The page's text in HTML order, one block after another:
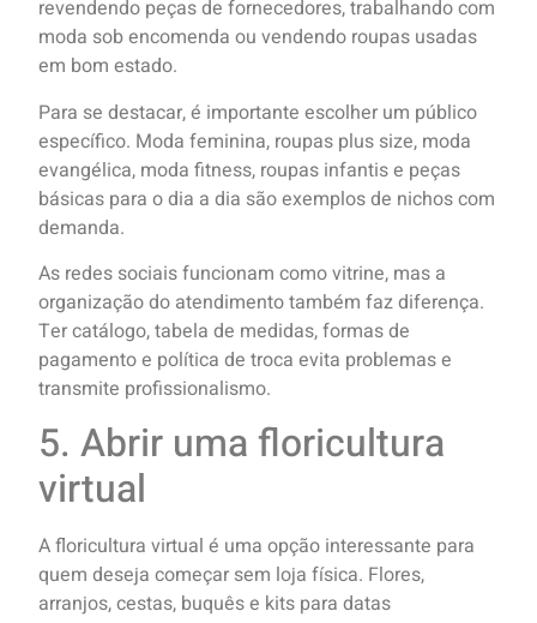
revendendo peças de fornecedores, trabalhando com
moda sob encomenda ou vendendo roupas usadas
em bom estado.
Para se destacar, é importante escolher um público
específico. Moda feminina, roupas plus size, moda
evangélica, moda fitness, roupas infantis e peças
básicas para o dia a dia são exemplos de nichos com
demanda.
As redes sociais funcionam como vitrine, mas a
organização do atendimento também faz diferença.
Ter catálogo, tabela de medidas, formas de
pagamento e política de troca evita problemas e
transmite profissionalismo.
5. Abrir uma floricultura
virtual
A floricultura virtual é uma opção interessante para
quem deseja começar sem loja física. Flores,
arranjos, cestas, buquês e kits para datas